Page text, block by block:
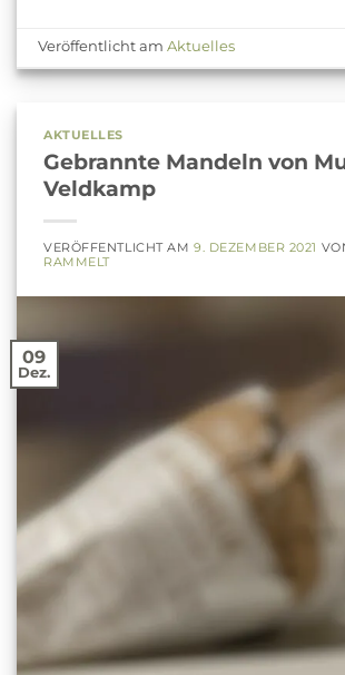
Veröffentlicht amAktuelles
AKTUELLES
Gebrannte Mandeln von
Veldkamp
VERÖFFENTLICHT AM9. DEZEMBER 2021
RAMMELT
09
Dez.